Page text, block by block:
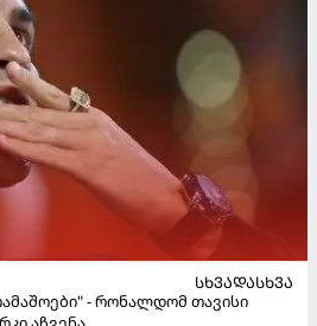
ᲡᲮᲕᲐᲓᲐᲡᲮᲕᲐ
- რონალდომ თავისი